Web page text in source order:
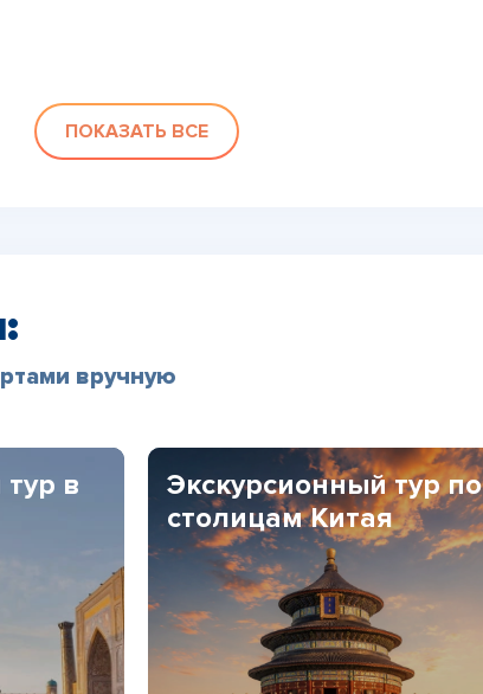
ПОКАЗАТЬ ВСЕ
вручную
в
Экскурсионный тур по
столицам Китая